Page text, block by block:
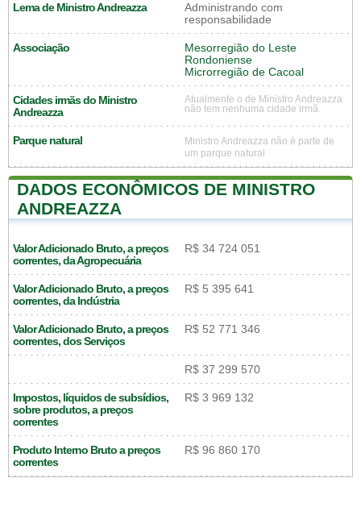
Lema de Ministro Andreazza
Administrando com
responsabilidade
Associação
Mesorregião do Leste
Rondoniense
Microrregião de Cacoal
Cidades irmãs do Ministro
Andreazza
Atualmente o de Ministro Andreazza
não tem nenhuma cidade irmã.
Parque natural
Ministro Andreazza não é parte de
um parque natural
DADOS ECONÔMICOS DE MINISTRO
ANDREAZZA
Valor Adicionado Bruto, a preços
correntes, da Agropecuária
R$ 34 724 051
Valor Adicionado Bruto, a preços
correntes, da Indústria
R$ 5 395 641
Valor Adicionado Bruto, a preços
correntes, dos Serviços
R$ 52 771 346
R$ 37 299 570
Impostos, líquidos de subsídios,
sobre produtos, a preços
correntes
R$ 3 969 132
Produto Interno Bruto a preços
correntes
R$ 96 860 170